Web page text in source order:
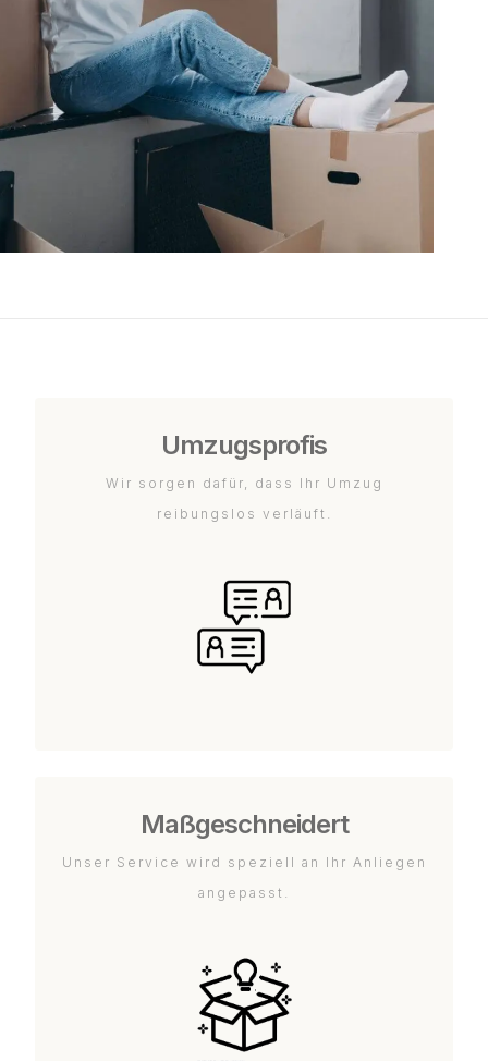
Umzugsprofis
Wir sorgen dafür, dass Ihr Umzug
reibungslos verläuft.
Maßgeschneidert
Unser Service wird speziell an Ihr Anliegen
angepasst.